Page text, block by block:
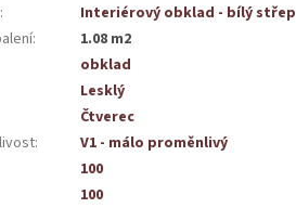
:
Interiérový obklad - bílý střep
:
1.08 m2
obklad
Lesklý
Čtverec
:
V1 - málo proměnlivý
100
100